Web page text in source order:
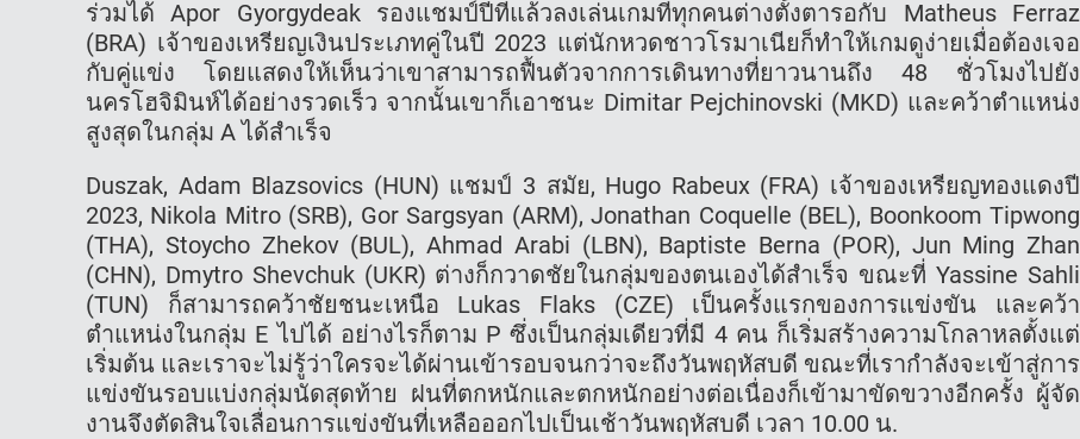
ร่วมได้ Apor Gyorgydeak รองแชมป์ปีที่แล้วลงเล่นเกมที่ทุกคนต่างตั้งตารอกับ Matheus Ferraz
(BRA) เจ้าของเหรียญเงินประเภทคู่ในปี 2023 แต่นักหวดชาวโรมาเนียก็ทำให้เกมดูง่ายเมื่อต้องเจอ
กับคู่แข่ง โดยแสดงให้เห็นว่าเขาสามารถฟื้นตัวจากการเดินทางที่ยาวนานถึง 48 ชั่วโมงไปยัง
นครโฮจิมินห์ได้อย่างรวดเร็ว จากนั้นเขาก็เอาชนะ Dimitar Pejchinovski (MKD) และคว้าตำแหน่ง
สูงสุดในกลุ่ม A ได้สำเร็จ
Duszak, Adam Blazsovics (HUN) แชมป์ 3 สมัย, Hugo Rabeux (FRA) เจ้าของเหรียญทองแดงปี
2023, Nikola Mitro (SRB), Gor Sargsyan (ARM), Jonathan Coquelle (BEL), Boonkoom Tipwong
(THA), Stoycho Zhekov (BUL), Ahmad Arabi (LBN), Baptiste Berna (POR), Jun Ming Zhan
(CHN), Dmytro Shevchuk (UKR) ต่างก็กวาดชัยในกลุ่มของตนเองได้สำเร็จ ขณะที่ Yassine Sahli
(TUN) ก็สามารถคว้าชัยชนะเหนือ Lukas Flaks (CZE) เป็นครั้งแรกของการแข่งขัน และคว้า
ตำแหน่งในกลุ่ม E ไปได้ อย่างไรก็ตาม P ซึ่งเป็นกลุ่มเดียวที่มี 4 คน ก็เริ่มสร้างความโกลาหลตั้งแต่
เริ่มต้น และเราจะไม่รู้ว่าใครจะได้ผ่านเข้ารอบจนกว่าจะถึงวันพฤหัสบดี ขณะที่เรากำลังจะเข้าสู่การ
แข่งขันรอบแบ่งกลุ่มนัดสุดท้าย ฝนที่ตกหนักและตกหนักอย่างต่อเนื่องก็เข้ามาขัดขวางอีกครั้ง ผู้จัด
งานจึงตัดสินใจเลื่อนการแข่งขันที่เหลือออกไปเป็นเช้าวันพฤหัสบดี เวลา 10.00 น.